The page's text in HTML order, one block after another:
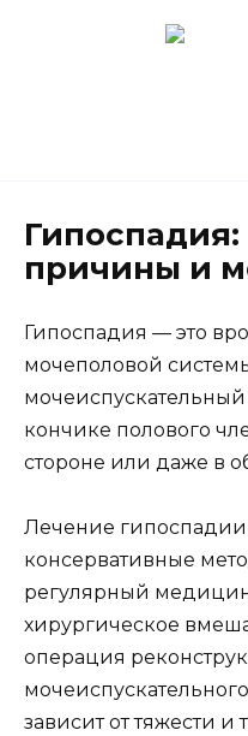
причины и
Гипоспадия — это
мочеполовой
мочеиспускательный
кончике полового
стороне или даже в
Лечение
консервативные
регулярный
хирургическое
операция
зависит от тяжести и